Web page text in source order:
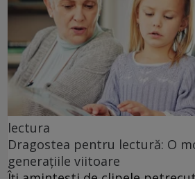
lectura
Dragostea pentru lectură: O
generațiile viitoare